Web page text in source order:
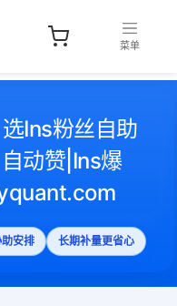
语言：中文
菜单
Ins粉丝自助
动赞|Ins爆
安排 长期补量更省心